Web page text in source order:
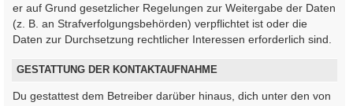
er auf Grund gesetzlicher Regelungen zur Weitergabe der Daten
(z. B. an Strafverfolgungsbehörden) verpflichtet ist oder die
Daten zur Durchsetzung rechtlicher Interessen erforderlich sind.
GESTATTUNG DER KONTAKTAUFNAHME
Du gestattest dem Betreiber darüber hinaus, dich unter den von